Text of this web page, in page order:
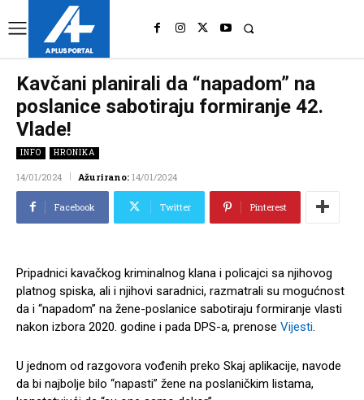
Kavčani planirali da “napadom” na
poslanice sabotiraju formiranje 42.
Vlade!
INFO HRONIKA
14/01/2024 Ažurirano: 14/01/2024
Facebook Twitter Pinterest
Pripadnici kavačkog kriminalnog klana i policajci sa njihovog
platnog spiska, ali i njihovi saradnici, razmatrali su mogućnost
da i “napadom” na žene-poslanice sabotiraju formiranje vlasti
nakon izbora 2020. godine i pada DPS-a, prenose Vijesti.
U jednom od razgovora vođenih preko Skaj aplikacije, navode
da bi najbolje bilo “napasti” žene na poslaničkim listama,